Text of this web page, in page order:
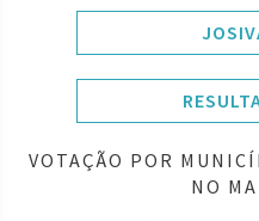
VOTAÇÃO POR
NO